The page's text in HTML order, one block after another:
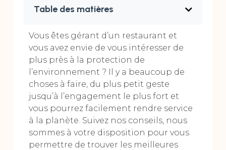
Table des matières
Vous êtes gérant d’un restaurant et
vous avez envie de vous intéresser de
plus près à la protection de
l’environnement ? Il y a beaucoup de
choses à faire, du plus petit geste
jusqu’à l’engagement le plus fort et
vous pourrez facilement rendre service
à la planète. Suivez nos conseils, nous
sommes à votre disposition pour vous
permettre de trouver les meilleures